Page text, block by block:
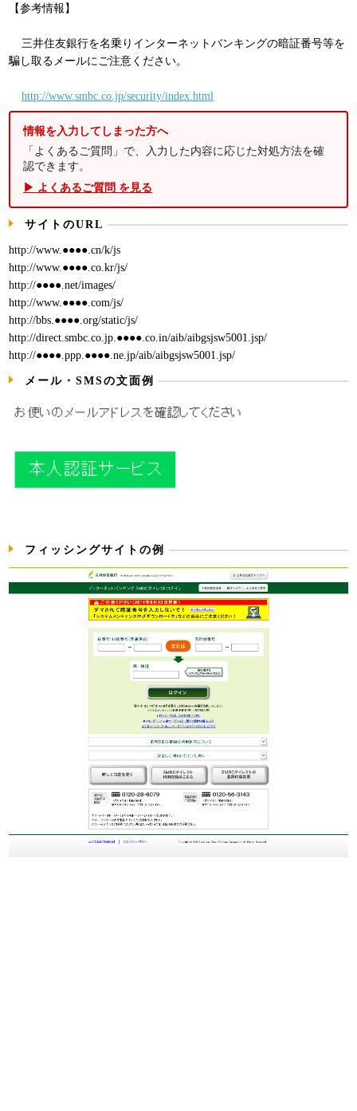
【参考情報】
三井住友銀行を名乗りインターネットバンキングの暗証番号等を
騙し取るメールにご注意ください。
http://www.smbc.co.jp/security/index.html
情報を入力してしまった方へ
「よくあるご質問」で、入力した内容に応じた対処方法を確
認できます。
▶ よくあるご質問 を見る
サイトのURL
http://www.●●●●.cn/k/js
http://www.●●●●.co.kr/js/
http://●●●●.net/images/
http://www.●●●●.com/js/
http://bbs.●●●●.org/static/js/
http://direct.smbc.co.jp.●●●●.co.in/aib/aibgsjsw5001.jsp/
http://●●●●.ppp.●●●●.ne.jp/aib/aibgsjsw5001.jsp/
メール・SMSの文面例
フィッシングサイトの例